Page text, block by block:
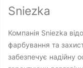
Sniezka
Компанія Sniezka
фарбування та
забезпечує надійну